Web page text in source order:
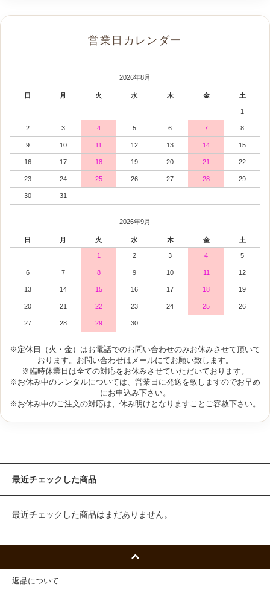
営業日カレンダー
2026年8月
日 月 火 水 木 金 土
1
2 3 4 5 6 7 8
9 10 11 12 13 14 15
16 17 18 19 20 21 22
23 24 25 26 27 28 29
30 31
2026年9月
日 月 火 水 木 金 土
1 2 3 4 5
6 7 8 9 10 11 12
13 14 15 16 17 18 19
20 21 22 23 24 25 26
27 28 29 30
※定休日（火・金）はお電話でのお問い合わせのみお休みさせて頂いて
おります。お問い合わせはメールにてお願い致します。
※臨時休業日は全ての対応をお休みさせていただいております。
※お休み中のレンタルについては、営業日に発送を致しますのでお早め
にお申込み下さい。
※お休み中のご注文の対応は、休み明けとなりますことご容赦下さい。
最近チェックした商品
最近チェックした商品はまだありません。
返品について